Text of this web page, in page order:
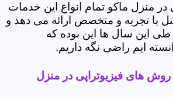
منزل ماکو تمام انواع این خدمات
با تجربه و متخصص ارائه می دهد و
این سال ها این بوده که
ایم راضی نگه داریم.
روش های فیزیوتراپی در منزل